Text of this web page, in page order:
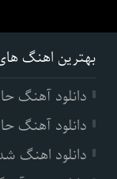
بهترین اهنگ
دانلود آهنگ
دانلود آهنگ
دانلود اهنگ